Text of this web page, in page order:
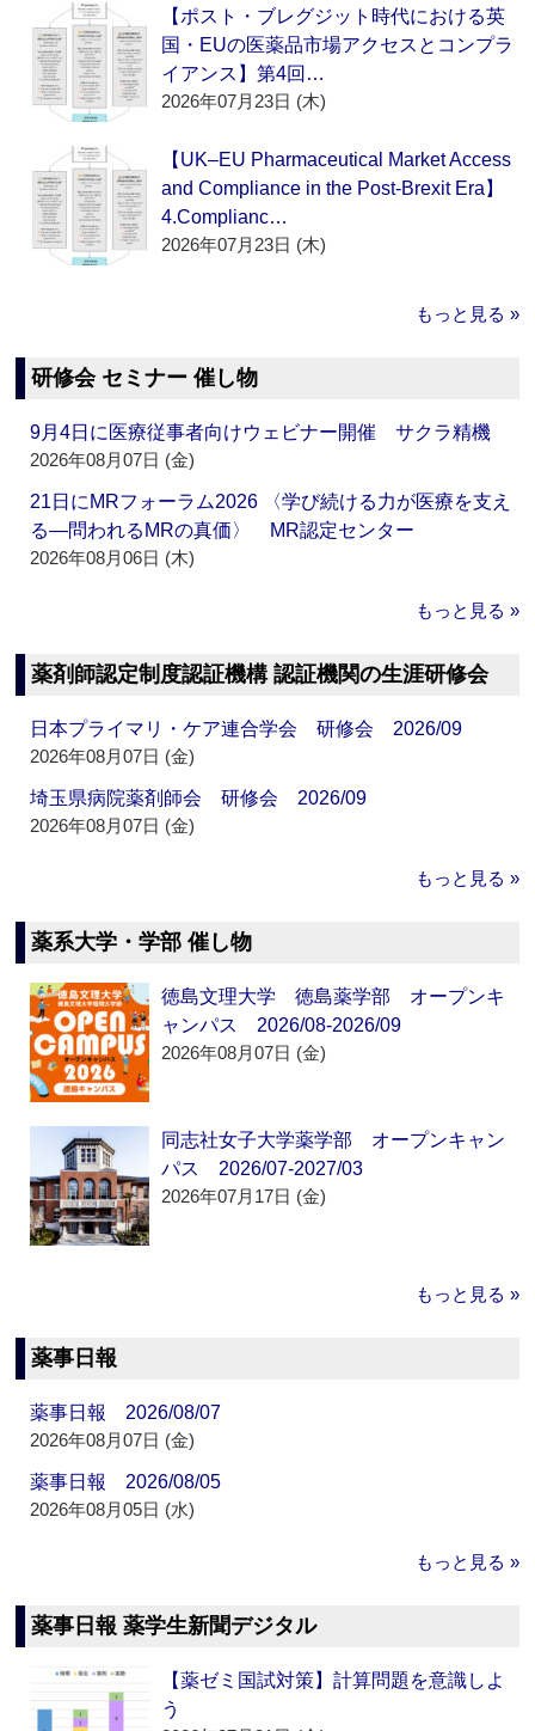
【ポスト・ブレグジット時代における英
国・EUの医薬品市場アクセスとコンプラ
イアンス】第4回…
2026年07月23日 (木)
【UK–EU Pharmaceutical Market Access
and Compliance in the Post-Brexit Era】
4.Complianc…
2026年07月23日 (木)
もっと見る »
研修会 セミナー 催し物
9月4日に医療従事者向けウェビナー開催 サクラ精機
2026年08月07日 (金)
21日にMRフォーラム2026 〈学び続ける力が医療を支え
る―問われるMRの真価〉 MR認定センター
2026年08月06日 (木)
もっと見る »
薬剤師認定制度認証機構 認証機関の生涯研修会
日本プライマリ・ケア連合学会 研修会 2026/09
2026年08月07日 (金)
埼玉県病院薬剤師会 研修会 2026/09
2026年08月07日 (金)
もっと見る »
薬系大学・学部 催し物
徳島文理大学 徳島薬学部 オープンキ
ャンパス 2026/08-2026/09
2026年08月07日 (金)
同志社女子大学薬学部 オープンキャン
パス 2026/07-2027/03
2026年07月17日 (金)
もっと見る »
薬事日報
薬事日報 2026/08/07
2026年08月07日 (金)
薬事日報 2026/08/05
2026年08月05日 (水)
もっと見る »
薬事日報 薬学生新聞デジタル
【薬ゼミ国試対策】計算問題を意識しよ
う